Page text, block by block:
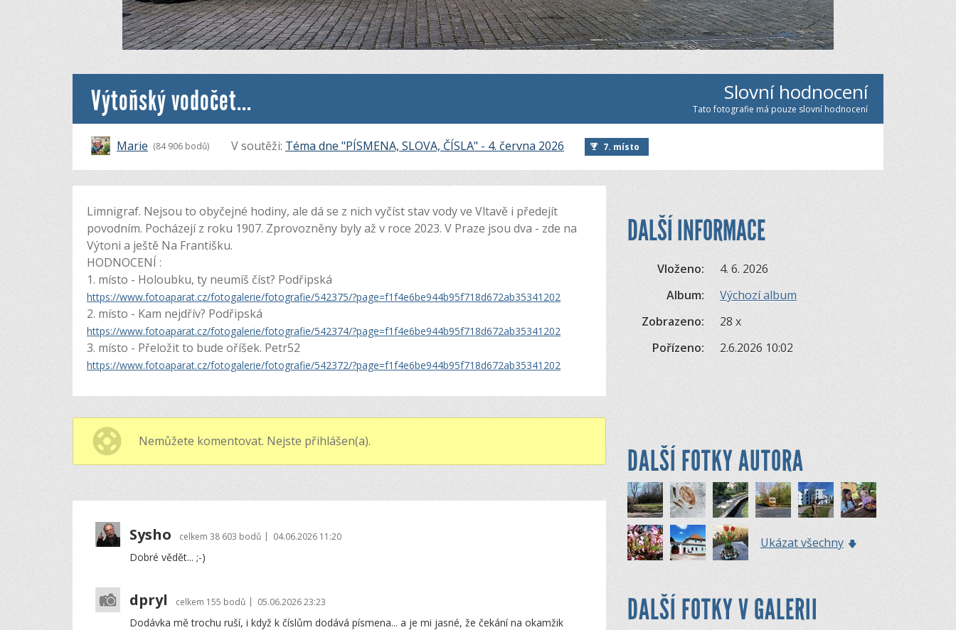
Výtoňský vodočet... Slovní hodnocení
Tato fotografie má pouze slovní hodnocení
Marie (84 906 bodů) V soutěži: Téma dne "PÍSMENA, SLOVA, ČÍSLA" - 4. června 2026 7. místo
Limnigraf. Nejsou to obyčejné hodiny, ale dá se z nich vyčíst stav vody ve Vltavě i předejít
povodním. Pocházejí z roku 1907. Zprovozněny byly až v roce 2023. V Praze jsou dva - zde na
Výtoni a ještě Na Františku.
HODNOCENÍ :
1. místo - Holoubku, ty neumíš číst? Podřipská
https://www.fotoaparat.cz/fotogalerie/fotografie/542375/?page=f1f4e6be944b95f718d672ab35341202
2. místo - Kam nejdřív? Podřipská
https://www.fotoaparat.cz/fotogalerie/fotografie/542374/?page=f1f4e6be944b95f718d672ab35341202
3. místo - Přeložit to bude oříšek. Petr52
https://www.fotoaparat.cz/fotogalerie/fotografie/542372/?page=f1f4e6be944b95f718d672ab35341202
Nemůžete komentovat. Nejste přihlášen(a).
Sysho celkem 38 603 bodů | 04.06.2026 11:20
Dobré vědět... ;-)
dpryl celkem 155 bodů | 05.06.2026 23:23
Dodávka mě trochu ruší, i když k číslům dodává písmena... a je mi jasné, že čekání na okamžik
DALŠÍ INFORMACE
Vloženo:
4. 6. 2026
Album:
Výchozí album
Zobrazeno:
28 x
Pořízeno:
2.6.2026 10:02
DALŠÍ FOTKY AUTORA
Ukázat všechny
DALŠÍ FOTKY V GALERII